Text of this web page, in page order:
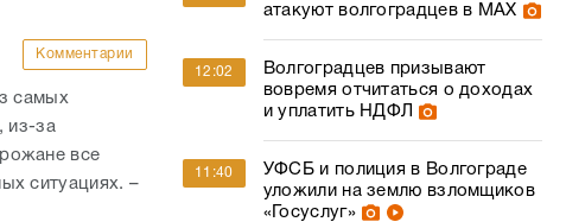
Комментарии
самых
из-за
все
ситуациях. –
атакуют волгоградцев в МАХ
12:02
Волгоградцев призывают
вовремя отчитаться о доходах
и уплатить НДФЛ
11:40
УФСБ и полиция в Волгограде
уложили на землю взломщиков
«Госуслуг»